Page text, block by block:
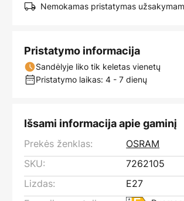
Nemokamas pristatymas
Pristatymo informacija
Sandėlyje liko tik keletas vienetų
Pristatymo laikas: 4 - 7 dienų
Išsami informacija apie gaminį
Prekės ženklas:
OSRAM
SKU:
7262105
Lizdas:
E27